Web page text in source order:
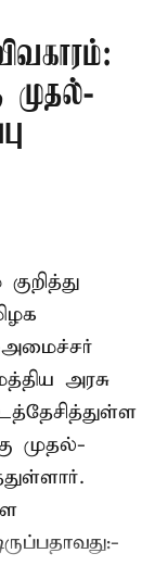
முதல்-
அமைச்சர்
அரசு
முதல்-